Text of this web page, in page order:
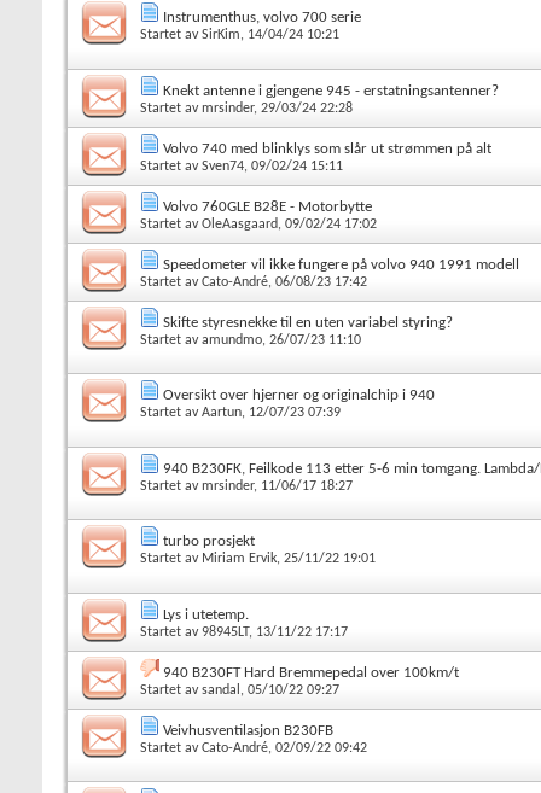
Instrumenthus, volvo 700 serie
Startet avSirKim, 14/04/24 10:21
Knekt antenne i gjengene 945 - erstatningsantenner?
Startet avmrsinder, 29/03/24 22:28
Volvo 740 med blinklys som slår ut strømmen på alt
Startet avSven74, 09/02/24 15:11
Volvo 760GLE B28E - Motorbytte
Startet avOleAasgaard, 09/02/24 17:02
Speedometer vil ikke fungere på volvo 940 1991 modell
Startet avCato-André, 06/08/23 17:42
Skifte styresnekke til en uten variabel styring?
Startet avamundmo, 26/07/23 11:10
Oversikt over hjerner og originalchip i 940
Startet avAartun, 12/07/23 07:39
940 B230FK, Feilkode 113 etter 5-6 min tomgang.
Startet avmrsinder, 11/06/17 18:27
turbo prosjekt
Startet av Miriam Ervik, 25/11/22 19:01
Lys i utetemp.
Startet av98945LT, 13/11/22 17:17
940 B230FT Hard Bremmepedal over 100km/t
Startet avsandal , 05/10/22 09:27
Veivhusventilasjon B230FB
Startet avCato-André, 02/09/22 09:42